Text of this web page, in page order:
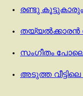
രണ്ടു
തയ്യൽക്കാരൻ
സംഗീതം
അടുത്ത